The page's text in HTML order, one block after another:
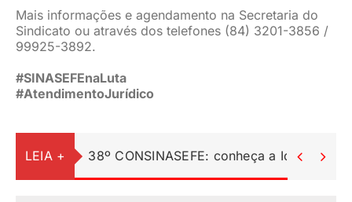
Mais informações e agendamento na Secretaria do
Sindicato ou através dos telefones (84) 3201-3856 /
99925-3892.
#SINASEFEnaLuta
#AtendimentoJurídico
LEIA + 38º CONSINASEFE: conheça a  